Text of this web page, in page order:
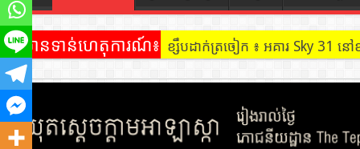
ព័ត៌មានទាន់ហេតុការណ៍៖ ខ្សឹបដាក់ត្រចៀក ៖ អគារ Sky 31